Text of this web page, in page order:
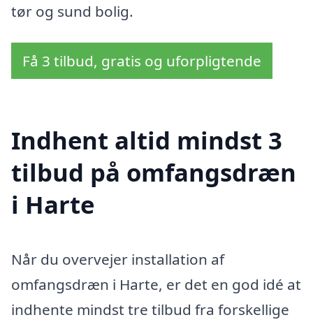
tør og sund bolig.
Få 3 tilbud, gratis og uforpligtende
Indhent altid mindst 3
tilbud på omfangsdræn
i Harte
Når du overvejer installation af
omfangsdræn i Harte, er det en god idé at
indhente mindst tre tilbud fra forskellige